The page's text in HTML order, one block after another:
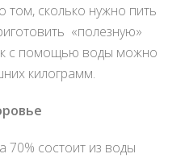
том, сколько нужно пить
«полезную»
с помощью воды можно
килограмм.
70% состоит из воды